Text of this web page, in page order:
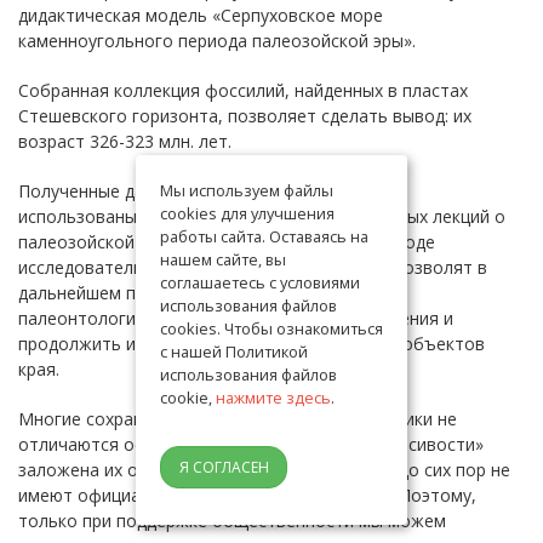
дидактическая модель «Серпуховское море
каменноугольного периода палеозойской эры».
Собранная коллекция фоссилий, найденных в пластах
Стешевского горизонта, позволяет сделать вывод: их
возраст 326-323 млн. лет.
Полученные данные в дальнейшем могут быть
использованы при проведении ознакомительных лекций о
палеозойской эре Поочья. Приобретенные в ходе
исследовательской работы знания и навыки позволят в
дальнейшем проводить более серьезные
палеонтологические и геологические наблюдения и
продолжить изучение интересных природных объектов
края.
Многие сохранившиеся геологические памятники не
отличаются особой красотой. И в этой «некрасивости»
заложена их особая уязвимость, так как они до сих пор не
имеют официального юридического статуса. Поэтому,
только при поддержке общественности мы можем
Мы используем файлы
cookies для улучшения
работы сайта. Оставаясь на
нашем сайте, вы
соглашаетесь с условиями
использования файлов
cookies. Чтобы ознакомиться
с нашей Политикой
использования файлов
cookie,нажмите здесь.
Я СОГЛАСЕН